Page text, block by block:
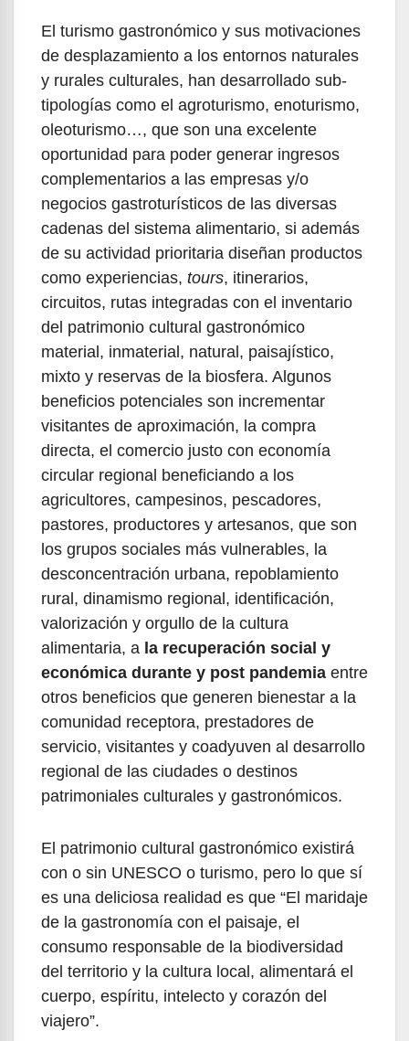
El turismo gastronómico y sus motivaciones
de desplazamiento a los entornos naturales
y rurales culturales, han desarrollado sub-
tipologías como el agroturismo, enoturismo,
oleoturismo…, que son una excelente
oportunidad para poder generar ingresos
complementarios a las empresas y/o
negocios gastroturísticos de las diversas
cadenas del sistema alimentario, si además
de su actividad prioritaria diseñan productos
como experiencias, tours, itinerarios,
circuitos, rutas integradas con el inventario
del patrimonio cultural gastronómico
material, inmaterial, natural, paisajístico,
mixto y reservas de la biosfera. Algunos
beneficios potenciales son incrementar
visitantes de aproximación, la compra
directa, el comercio justo con economía
circular regional beneficiando a los
agricultores, campesinos, pescadores,
pastores, productores y artesanos, que son
los grupos sociales más vulnerables, la
desconcentración urbana, repoblamiento
rural, dinamismo regional, identificación,
valorización y orgullo de la cultura
alimentaria, a la recuperación social y
económica durante y post pandemia entre
otros beneficios que generen bienestar a la
comunidad receptora, prestadores de
servicio, visitantes y coadyuven al desarrollo
regional de las ciudades o destinos
patrimoniales culturales y gastronómicos.
El patrimonio cultural gastronómico existirá
con o sin UNESCO o turismo, pero lo que sí
es una deliciosa realidad es que “El maridaje
de la gastronomía con el paisaje, el
consumo responsable de la biodiversidad
del territorio y la cultura local, alimentará el
cuerpo, espíritu, intelecto y corazón del
viajero”.